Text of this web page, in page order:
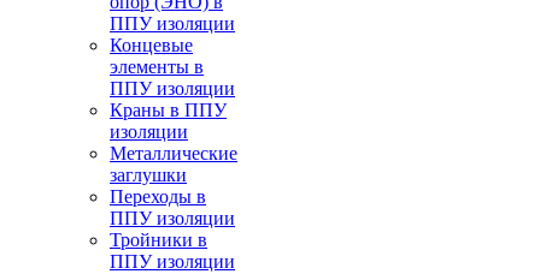
ППУ изоляции
Концевые
элементы в
ППУ изоляции
Краны в ППУ
изоляции
Металлические
заглушки
Переходы в
ППУ изоляции
Тройники в
ППУ изоляции